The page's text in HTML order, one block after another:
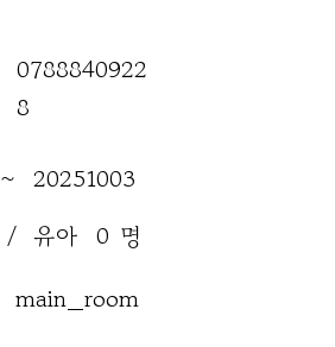
0788840922
8
~ 20251003
유아
/ 0 명
main_room